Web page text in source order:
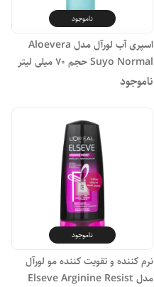
ناموجود
اسپری آب لورآل مدل Aloevera
Suyo Normal حجم 70 میلی لیتر
ناموجود
ناموجود
نرم کننده و تقویت کننده مو لورآل
مدل Elseve Arginine Resist